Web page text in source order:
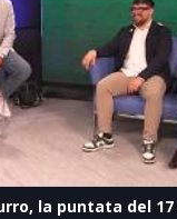
la puntata del 17